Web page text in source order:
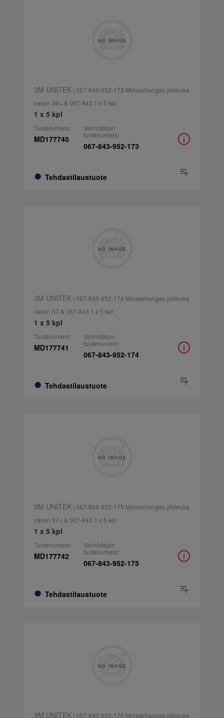
3M UNITEK| 067-843-952-173 Molaarirengas yläleuka
vasen 36+ & 067-843 1 x 5 kpl
1 x 5 kpl
Tuotenumero:
MD177740
Tehdastilaustuote
Valmistajan
tuotenumero:
067-843-952-173
3M UNITEK| 067-843-952-174 Molaarirengas yläleuka
vasen 37 & 067-843 1 x 5 kpl
1 x 5 kpl
Tuotenumero:
MD177741
Tehdastilaustuote
Valmistajan
tuotenumero:
067-843-952-174
3M UNITEK| 067-843-952-175 Molaarirengas yläleuka
vasen 37+ & 067-843 1 x 5 kpl
1 x 5 kpl
Tuotenumero:
MD177742
Tehdastilaustuote
Valmistajan
tuotenumero:
067-843-952-175
3M UNITEK| 067-843-952-176 Molaarirengas yläleuka